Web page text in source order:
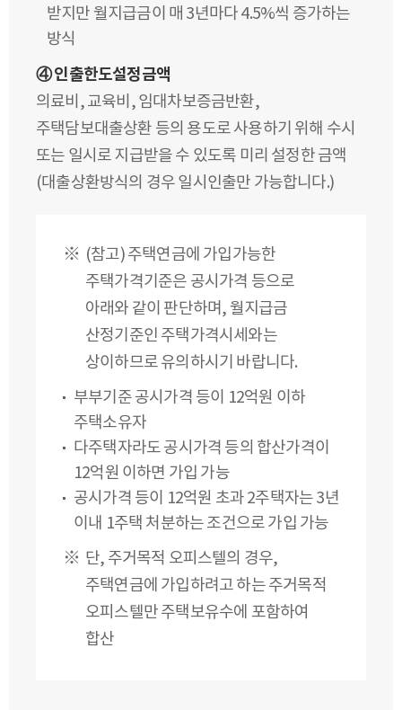
받지만 월지급금이 매 3년마다 4.5%씩 증가하는
방식
④ 인출한도설정금액
의료비, 교육비, 임대차보증금반환,
주택담보대출상환 등의 용도로 사용하기 위해 수시
또는 일시로 지급받을 수 있도록 미리 설정한 금액
(대출상환방식의 경우 일시인출만 가능합니다.)
(참고) 주택연금에 가입가능한
주택가격기준은 공시가격 등으로
아래와 같이 판단하며, 월지급금
산정기준인 주택가격시세와는
상이하므로 유의하시기 바랍니다.
부부기준 공시가격 등이 12억원 이하
주택소유자
다주택자라도 공시가격 등의 합산가격이
12억원 이하면 가입 가능
공시가격 등이 12억원 초과 2주택자는 3년
이내 1주택 처분하는 조건으로 가입 가능
단, 주거목적 오피스텔의 경우,
주택연금에 가입하려고 하는 주거목적
오피스텔만 주택보유수에 포함하여
합산